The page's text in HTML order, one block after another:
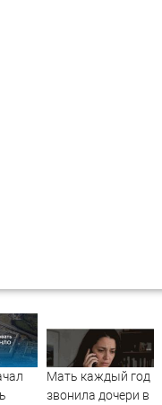
Мать каждый год
звонила дочери в